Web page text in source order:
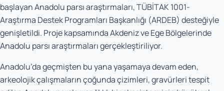
başlayan Anadolu parsı araştırmaları, TÜBİTAK 1001-
Araştırma Destek Programları Başkanlığı (ARDEB) desteğiyle
genişletildi. Proje kapsamında Akdeniz ve Ege Bölgelerinde
Anadolu parsı araştırmaları gerçekleştiriliyor.
Anadolu’da geçmişten bu yana yaşamaya devam eden,
arkeolojik çalışmaların çoğunda çizimleri, gravürleri tespit